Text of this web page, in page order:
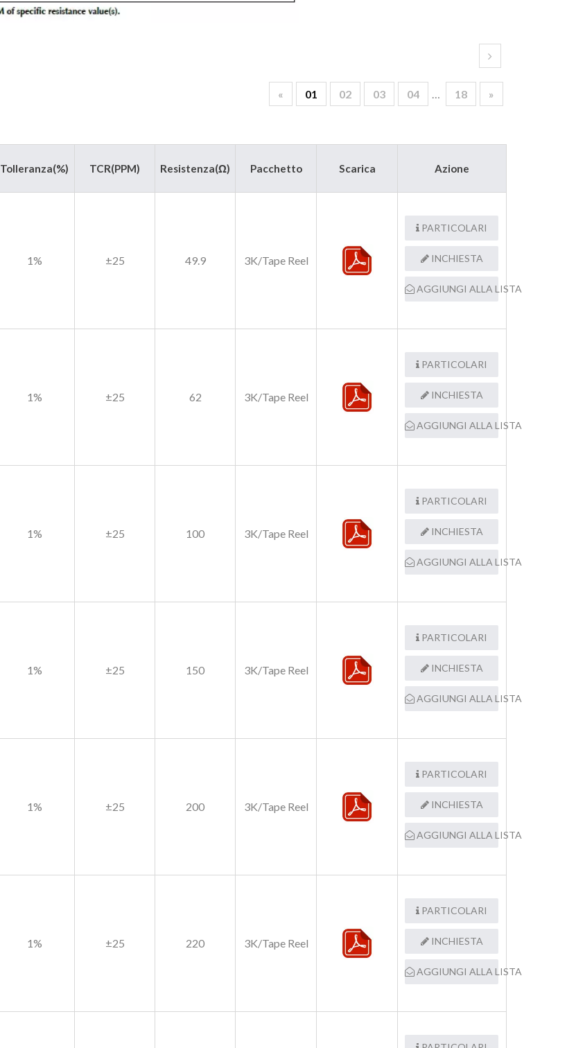
« 01 02 03 04 … 18 »
Tolleranza(%) TCR(PPM) Resistenza(Ω) Pacchetto Scarica Azione
1% ±25 49.9 3K/Tape Reel
PARTICOLARI
INCHIESTA
AGGIUNGI ALLA LISTA
1% ±25 62 3K/Tape Reel
PARTICOLARI
INCHIESTA
AGGIUNGI ALLA LISTA
1% ±25 100 3K/Tape Reel
PARTICOLARI
INCHIESTA
AGGIUNGI ALLA LISTA
1% ±25 150 3K/Tape Reel
PARTICOLARI
INCHIESTA
AGGIUNGI ALLA LISTA
1% ±25 200 3K/Tape Reel
PARTICOLARI
INCHIESTA
AGGIUNGI ALLA LISTA
1% ±25 220 3K/Tape Reel
PARTICOLARI
INCHIESTA
AGGIUNGI ALLA LISTA